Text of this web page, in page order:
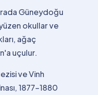
Güneydoğu
okullar ve
ağaç
uçulur.
ve Vinh
1877-1880